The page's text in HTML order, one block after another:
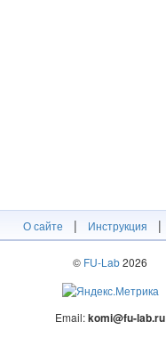
О сайте | Инструкция |
© FU-Lab2026
Email:komi@fu-lab.ru